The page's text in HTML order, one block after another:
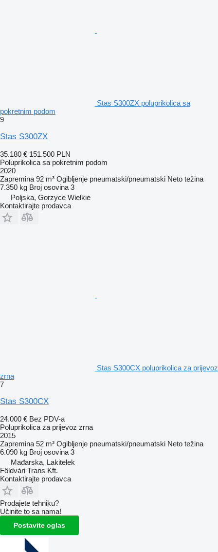
Stas S300ZX poluprikolica sa
pokretnim podom
9
Stas S300ZX
35.180 € 151.500 PLN
Poluprikolica sa pokretnim podom
2020
Zapremina 92 m³ Ogibljenje pneumatski/pneumatski Neto težina
7.350 kg Broj osovina 3
Poljska, Gorzyce Wielkie
Kontaktirajte prodavca
Stas S300CX poluprikolica za prijevoz
zrna
7
Stas S300CX
24.000 € Bez PDV-a
Poluprikolica za prijevoz zrna
2015
Zapremina 52 m³ Ogibljenje pneumatski/pneumatski Neto težina
6.090 kg Broj osovina 3
Mađarska, Lakitelek
Földvári Trans Kft.
Kontaktirajte prodavca
Prodajete tehniku?
Učinite to sa nama!
Postavite oglas